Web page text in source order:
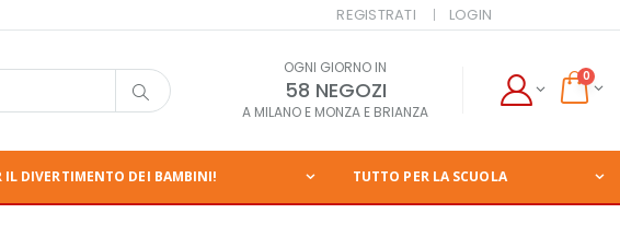
REGISTRATI LOGIN
OGNI GIORNO IN
58 NEGOZI
A MILANO E MONZA E BRIANZA
0
IL DIVERTIMENTO DEI BAMBINI! TUTTO PER LA SCUOLA